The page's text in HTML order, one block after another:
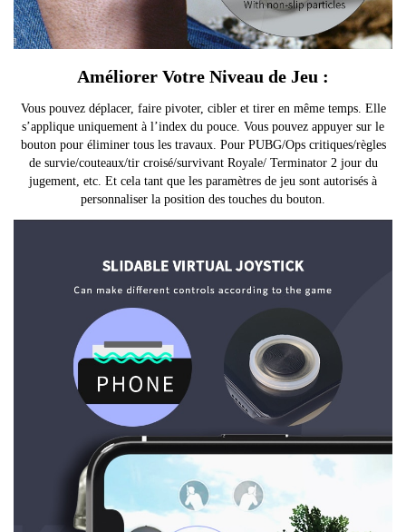
Améliorer Votre Niveau de Jeu :
Vous pouvez déplacer, faire pivoter, cibler et tirer en même temps. Elle
s’applique uniquement à l’index du pouce. Vous pouvez appuyer sur le
bouton pour éliminer tous les travaux. Pour PUBG/Ops critiques/règles
de survie/couteaux/tir croisé/survivant Royale/ Terminator 2 jour du
jugement, etc. Et cela tant que les paramètres de jeu sont autorisés à
personnaliser la position des touches du bouton.